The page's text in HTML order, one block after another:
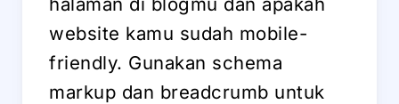
website kamu sudah mobile-
friendly. Gunakan schema
markup dan breadcrumb untuk